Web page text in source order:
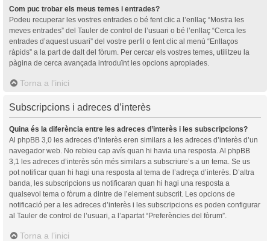
Com puc trobar els meus temes i entrades?
Podeu recuperar les vostres entrades o bé fent clic a l’enllaç “Mostra les
meves entrades” del Tauler de control de l’usuari o bé l’enllaç “Cerca les
entrades d’aquest usuari” del vostre perfil o fent clic al menú “Enllaços
ràpids” a la part de dalt del fòrum. Per cercar els vostres temes, utilitzeu la
pàgina de cerca avançada introduïnt les opcions apropiades.
Torna a l’inici
Subscripcions i adreces d’interès
Quina és la diferència entre les adreces d’interès i les subscripcions?
Al phpBB 3,0 les adreces d’interès eren similars a les adreces d’interès d’un
navegador web. No rebieu cap avís quan hi havia una resposta. Al phpBB
3,1 les adreces d’interès són més similars a subscriure’s a un tema. Se us
pot notificar quan hi hagi una resposta al tema de l’adreça d’interès. D’altra
banda, les subscripcions us notificaran quan hi hagi una resposta a
qualsevol tema o fòrum a dintre de l’element subscrit. Les opcions de
notificació per a les adreces d’interès i les subscripcions es poden configurar
al Tauler de control de l’usuari, a l’apartat “Preferències del fòrum”.
Torna a l’inici